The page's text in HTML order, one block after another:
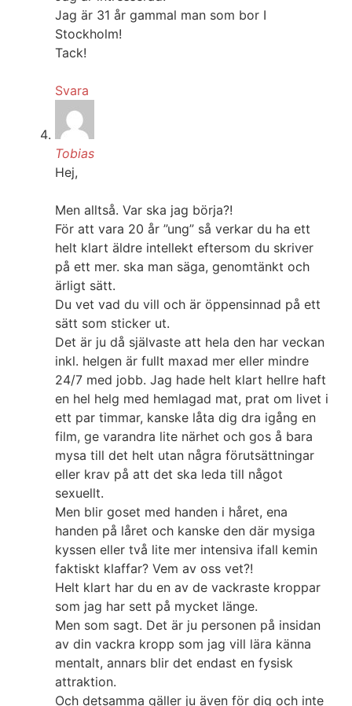
Jag är 31 år gammal man som bor I
Stockholm!
Tack!
Svara
Tobias
Hej,
Men alltså. Var ska jag börja?!
För att vara 20 år ”ung” så verkar du ha ett
helt klart äldre intellekt eftersom du skriver
på ett mer. ska man säga, genomtänkt och
ärligt sätt.
Du vet vad du vill och är öppensinnad på ett
sätt som sticker ut.
Det är ju då självaste att hela den har veckan
inkl. helgen är fullt maxad mer eller mindre
24/7 med jobb. Jag hade helt klart hellre haft
en hel helg med hemlagad mat, prat om livet i
ett par timmar, kanske låta dig dra igång en
film, ge varandra lite närhet och gos å bara
mysa till det helt utan några förutsättningar
eller krav på att det ska leda till något
sexuellt.
Men blir goset med handen i håret, ena
handen på låret och kanske den där mysiga
kyssen eller två lite mer intensiva ifall kemin
faktiskt klaffar? Vem av oss vet?!
Helt klart har du en av de vackraste kroppar
som jag har sett på mycket länge.
Men som sagt. Det är ju personen på insidan
av din vackra kropp som jag vill lära känna
mentalt, annars blir det endast en fysisk
attraktion.
Och detsamma gäller ju även för dig och inte